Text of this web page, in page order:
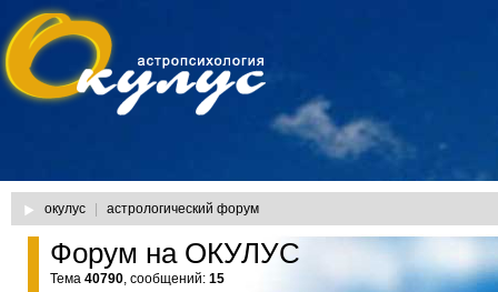
окулус астрологический форум
Форум на ОКУЛУС
Тема 40790, сообщений: 15